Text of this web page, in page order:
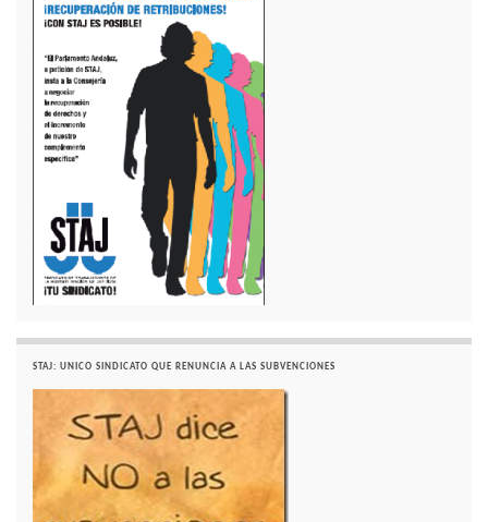
STAJ: UNICO SINDICATO QUE RENUNCIA A LAS SUBVENCIONES